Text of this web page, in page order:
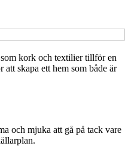
kork och textilier tillför en
skapa ett hem som både är
och mjuka att gå på tack vare